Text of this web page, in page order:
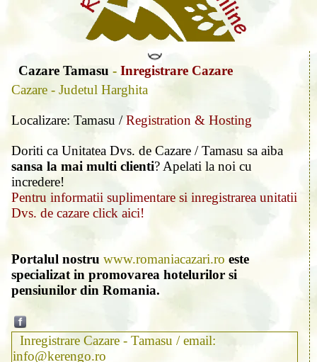
Cazare Tamasu - Inregistrare Cazare
Cazare - Judetul Harghita
Localizare: Tamasu /Registration & Hosting
Doriti ca Unitatea Dvs. de Cazare / Tamasu sa aiba
sansa la mai multi clienti? Apelati la noi cu
incredere!
Pentru informatii suplimentare si inregistrarea unitatii
Dvs. de cazare click aici!
Portalul nostru www.romaniacazari.ro este
specializat in promovarea hotelurilor si
pensiunilor din Romania.
Inregistrare Cazare - Tamasu / email:
info@kerengo.ro